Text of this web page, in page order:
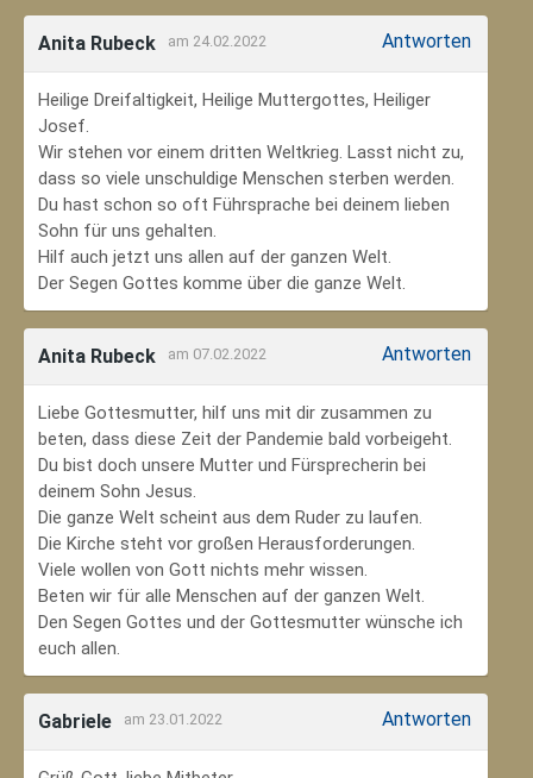
Anita Rubeck am 24.02.2022 Antworten
Heilige Dreifaltigkeit, Heilige Muttergottes, Heiliger
Josef.
Wir stehen vor einem dritten Weltkrieg. Lasst nicht zu,
dass so viele unschuldige Menschen sterben werden.
Du hast schon so oft Führsprache bei deinem lieben
Sohn für uns gehalten.
Hilf auch jetzt uns allen auf der ganzen Welt.
Der Segen Gottes komme über die ganze Welt.
Anita Rubeck am 07.02.2022 Antworten
Liebe Gottesmutter, hilf uns mit dir zusammen zu
beten, dass diese Zeit der Pandemie bald vorbeigeht.
Du bist doch unsere Mutter und Fürsprecherin bei
deinem Sohn Jesus.
Die ganze Welt scheint aus dem Ruder zu laufen.
Die Kirche steht vor großen Herausforderungen.
Viele wollen von Gott nichts mehr wissen.
Beten wir für alle Menschen auf der ganzen Welt.
Den Segen Gottes und der Gottesmutter wünsche ich
euch allen.
Gabriele am 23.01.2022 Antworten